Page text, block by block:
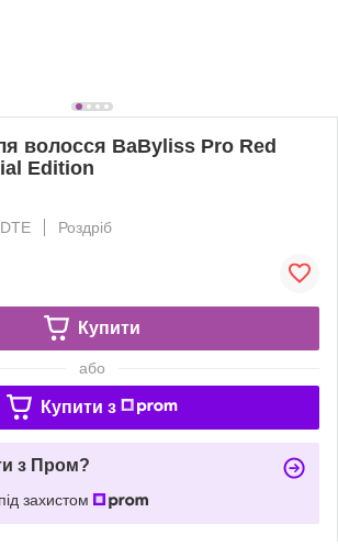
волосся BaByliss Pro Red
Edition
Роздріб
Купити
або
Купити з
з Пром?
захистом